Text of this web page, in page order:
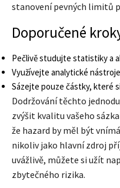
stanovení pevných limitů
Doporučené
Pečlivě studujte statistiky a
Využívejte analytické
Sázejte pouze částky, které
Dodržování těchto
zvýšit kvalitu vašeho
že hazard by měl být
nikoliv jako hlavní zdroj
uvážlivě, můžete si užít
zbytečného rizika.